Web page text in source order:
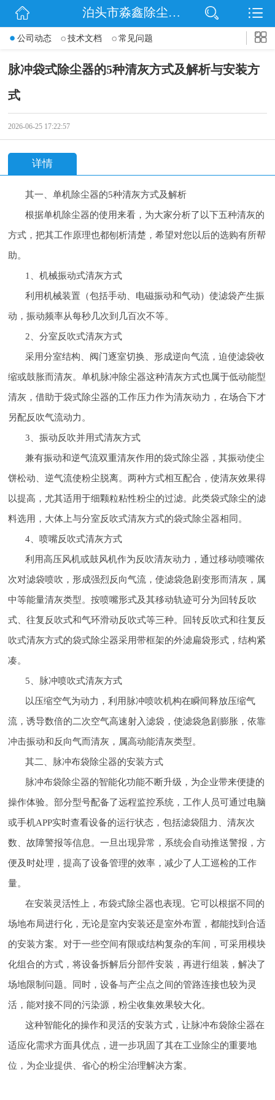
网站首页
公司动态
联系我们
泊头市淼鑫除尘配件销售处
公司动态 技术文档 常见问题
脉冲袋式除尘器的5种清灰方式及解析与安装方
式
2026-06-25 17:22:57
详情
其一、单机除尘器的5种清灰方式及解析
根据单机除尘器的使用来看，为大家分析了以下五种清灰的
方式，把其工作原理也都刨析清楚，希望对您以后的选购有所帮
助。
1、机械振动式清灰方式
利用机械装置（包括手动、电磁振动和气动）使滤袋产生振
动，振动频率从每秒几次到几百次不等。
2、分室反吹式清灰方式
采用分室结构、阀门逐室切换、形成逆向气流，迫使滤袋收
缩或鼓胀而清灰。单机脉冲除尘器这种清灰方式也属于低动能型
清灰，借助于袋式除尘器的工作压力作为清灰动力，在场合下才
另配反吹气流动力。
3、振动反吹并用式清灰方式
兼有振动和逆气流双重清灰作用的袋式除尘器，其振动使尘
饼松动、逆气流使粉尘脱离。两种方式相互配合，使清灰效果得
以提高，尤其适用于细颗粒粘性粉尘的过滤。此类袋式除尘的滤
料选用，大体上与分室反吹式清灰方式的袋式除尘器相同。
4、喷嘴反吹式清灰方式
利用高压风机或鼓风机作为反吹清灰动力，通过移动喷嘴依
次对滤袋喷吹，形成强烈反向气流，使滤袋急剧变形而清灰，属
中等能量清灰类型。按喷嘴形式及其移动轨迹可分为回转反吹
式、往复反吹式和气环滑动反吹式等三种。回转反吹式和往复反
吹式清灰方式的袋式除尘器采用带框架的外滤扁袋形式，结构紧
凑。
5、脉冲喷吹式清灰方式
以压缩空气为动力，利用脉冲喷吹机构在瞬间释放压缩气
流，诱导数倍的二次空气高速射入滤袋，使滤袋急剧膨胀，依靠
冲击振动和反向气而清灰，属高动能清灰类型。
其二、脉冲布袋除尘器的安装方式
脉冲布袋除尘器的智能化功能不断升级，为企业带来便捷的
操作体验。部分型号配备了远程监控系统，工作人员可通过电脑
或手机APP实时查看设备的运行状态，包括滤袋阻力、清灰次
数、故障警报等信息。一旦出现异常，系统会自动推送警报，方
便及时处理，提高了设备管理的效率，减少了人工巡检的工作
量。
在安装灵活性上，布袋式除尘器也表现。它可以根据不同的
场地布局进行化，无论是室内安装还是室外布置，都能找到合适
的安装方案。对于一些空间有限或结构复杂的车间，可采用模块
化组合的方式，将设备拆解后分部件安装，再进行组装，解决了
场地限制问题。同时，设备与产尘点之间的管路连接也较为灵
活，能对接不同的污染源，粉尘收集效果较大化。
这种智能化的操作和灵活的安装方式，让脉冲布袋除尘器在
适应化需求方面具优点，进一步巩固了其在工业除尘的重要地
位，为企业提供、省心的粉尘治理解决方案。